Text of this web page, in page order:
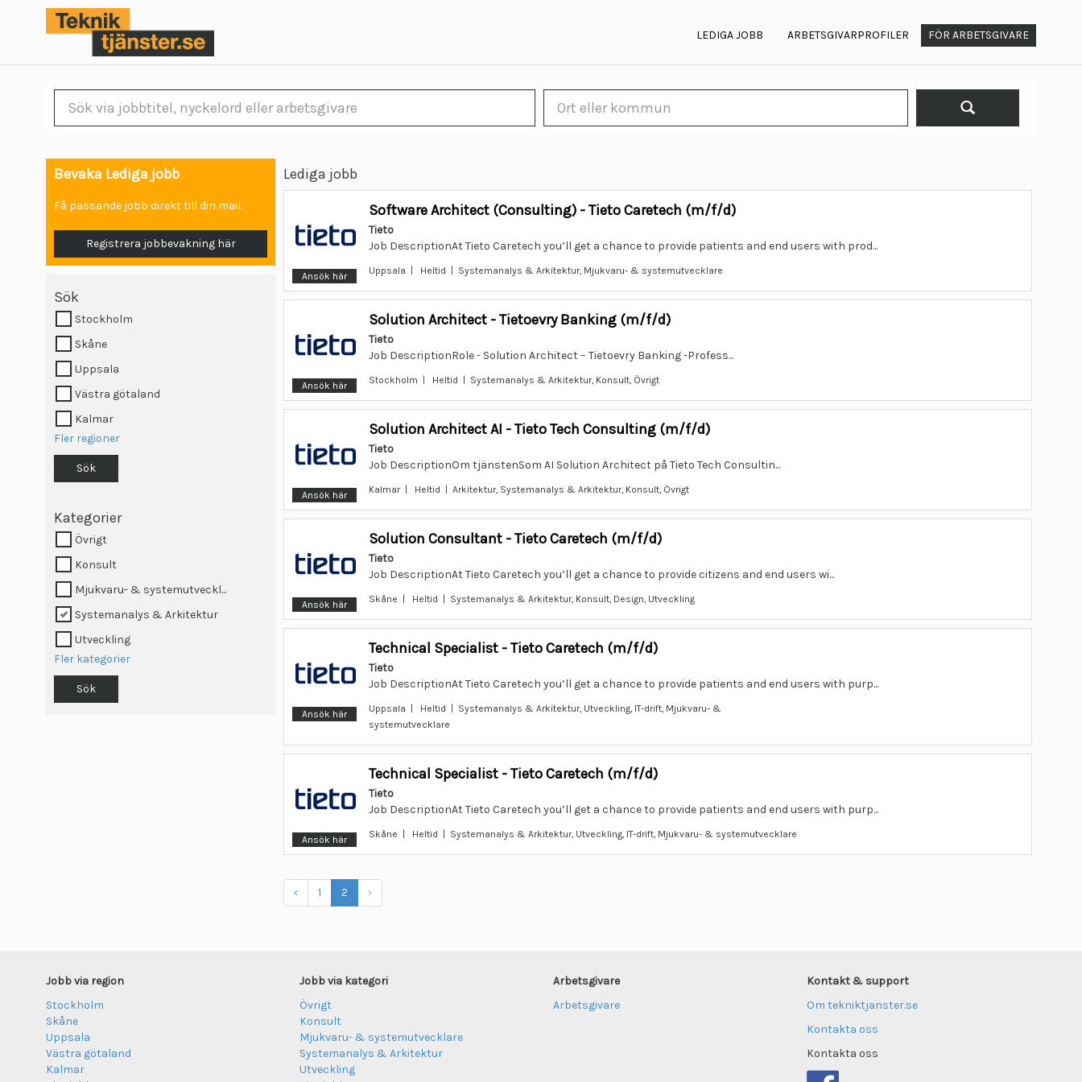
LEDIGA JOBB ARBETSGIVARPROFILER FÖR ARBETSGIVARE
Bevaka Lediga jobb
Få passande jobb direkt till din mail.
Registrera jobbevakning här
Sök
Stockholm
Skåne
Uppsala
Västra götaland
Kalmar
Fler regioner
Sök
Kategorier
Övrigt
Konsult
Mjukvaru- & systemutveckl...
Systemanalys & Arkitektur
Utveckling
Fler kategorier
Sök
Lediga jobb
Ansök här
Software Architect (Consulting) - Tieto Caretech (m/f/d)
Tieto
Job DescriptionAt Tieto Caretech you’ll get a chance to provide patients and end users with prod...
Uppsala | Heltid | Systemanalys & Arkitektur, Mjukvaru- & systemutvecklare
Ansök här
Solution Architect - Tietoevry Banking (m/f/d)
Tieto
Job DescriptionRole - Solution Architect – Tietoevry Banking -Profess...
Stockholm | Heltid | Systemanalys & Arkitektur, Konsult, Övrigt
Ansök här
Solution Architect AI - Tieto Tech Consulting (m/f/d)
Tieto
Job DescriptionOm tjänstenSom AI Solution Architect på Tieto Tech Consultin...
Kalmar | Heltid | Arkitektur, Systemanalys & Arkitektur, Konsult, Övrigt
Ansök här
Solution Consultant - Tieto Caretech (m/f/d)
Tieto
Job DescriptionAt Tieto Caretech you’ll get a chance to provide citizens and end users wi...
Skåne | Heltid | Systemanalys & Arkitektur, Konsult, Design, Utveckling
Ansök här
Technical Specialist - Tieto Caretech (m/f/d)
Tieto
Job DescriptionAt Tieto Caretech you’ll get a chance to provide patients and end users with purp...
Uppsala | Heltid | Systemanalys & Arkitektur, Utveckling, IT-drift, Mjukvaru- &
systemutvecklare
Ansök här
Technical Specialist - Tieto Caretech (m/f/d)
Tieto
Job DescriptionAt Tieto Caretech you’ll get a chance to provide patients and end users with purp...
Skåne | Heltid | Systemanalys & Arkitektur, Utveckling, IT-drift, Mjukvaru- & systemutvecklare
‹ 1 2 ›
Jobb via region
Stockholm
Skåne
Uppsala
Västra götaland
Kalmar
Jobb via kategori
Övrigt
Konsult
Mjukvaru- & systemutvecklare
Systemanalys & Arkitektur
Utveckling
Arbetsgivare
Arbetsgivare
Kontakt & support
Om tekniktjanster.se
Kontakta oss
Kontakta oss